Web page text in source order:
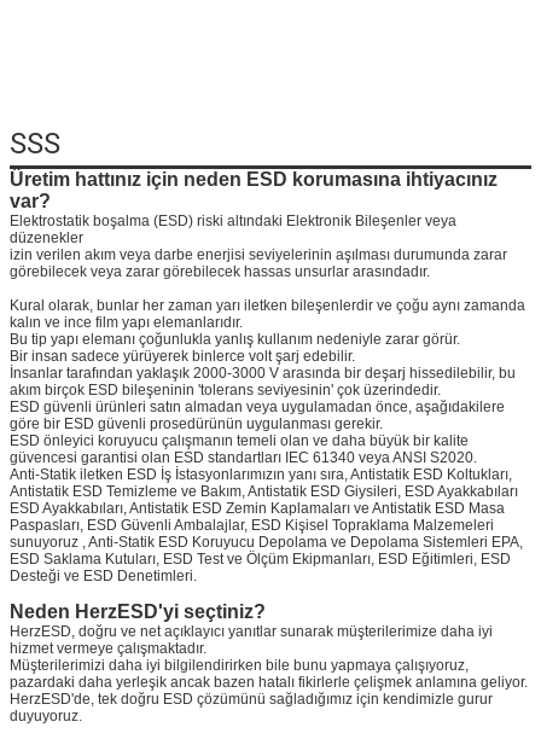
SSS
Üretim hattınız için neden ESD korumasına ihtiyacınız
var?
Elektrostatik boşalma (ESD) riski altındaki Elektronik Bileşenler veya
düzenekler
izin verilen akım veya darbe enerjisi seviyelerinin aşılması durumunda zarar
görebilecek veya zarar görebilecek hassas unsurlar arasındadır.
Kural olarak, bunlar her zaman yarı iletken bileşenlerdir ve çoğu aynı zamanda
kalın ve ince film yapı elemanlarıdır.
Bu tip yapı elemanı çoğunlukla yanlış kullanım nedeniyle zarar görür.
Bir insan sadece yürüyerek binlerce volt şarj edebilir.
İnsanlar tarafından yaklaşık 2000-3000 V arasında bir deşarj hissedilebilir, bu
akım birçok ESD bileşeninin 'tolerans seviyesinin' çok üzerindedir.
ESD güvenli ürünleri satın almadan veya uygulamadan önce, aşağıdakilere
göre bir ESD güvenli prosedürünün uygulanması gerekir.
ESD önleyici koruyucu çalışmanın temeli olan ve daha büyük bir kalite
güvencesi garantisi olan ESD standartları IEC 61340 veya ANSI S2020.
Anti-Statik iletken ESD İş İstasyonlarımızın yanı sıra, Antistatik ESD Koltukları,
Antistatik ESD Temizleme ve Bakım, Antistatik ESD Giysileri, ESD Ayakkabıları
ESD Ayakkabıları, Antistatik ESD Zemin Kaplamaları ve Antistatik ESD Masa
Paspasları, ESD Güvenli Ambalajlar, ESD Kişisel Topraklama Malzemeleri
sunuyoruz , Anti-Statik ESD Koruyucu Depolama ve Depolama Sistemleri EPA,
ESD Saklama Kutuları, ESD Test ve Ölçüm Ekipmanları, ESD Eğitimleri, ESD
Desteği ve ESD Denetimleri.
Neden HerzESD'yi seçtiniz?
HerzESD, doğru ve net açıklayıcı yanıtlar sunarak müşterilerimize daha iyi
hizmet vermeye çalışmaktadır.
Müşterilerimizi daha iyi bilgilendirirken bile bunu yapmaya çalışıyoruz,
pazardaki daha yerleşik ancak bazen hatalı fikirlerle çelişmek anlamına geliyor.
HerzESD'de, tek doğru ESD çözümünü sağladığımız için kendimizle gurur
duyuyoruz.